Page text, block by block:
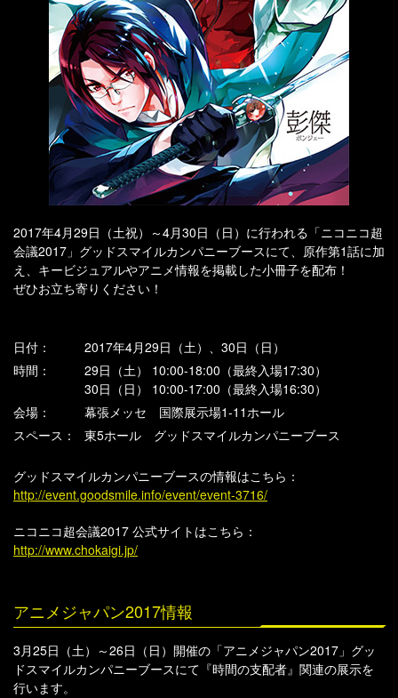
2017年4月29日（土祝）～4月30日（日）に行われる「ニコニコ超
会議2017」グッドスマイルカンパニーブースにて、原作第1話に加
え、キービジュアルやアニメ情報を掲載した小冊子を配布！
ぜひお立ち寄りください！
日付：
2017年4月29日（土）、30日（日）
時間：
29日（土） 10:00-18:00（最終入場17:30）
30日（日） 10:00-17:00（最終入場16:30）
会場：
幕張メッセ 国際展示場1-11ホール
スペース：
東5ホール グッドスマイルカンパニーブース
グッドスマイルカンパニーブースの情報はこちら：
http://event.goodsmile.info/event/event-3716/
ニコニコ超会議2017 公式サイトはこちら：
http://www.chokaigi.jp/
アニメジャパン2017情報
3月25日（土）～26日（日）開催の「アニメジャパン2017」グッ
ドスマイルカンパニーブースにて『時間の支配者』関連の展示を
行います。